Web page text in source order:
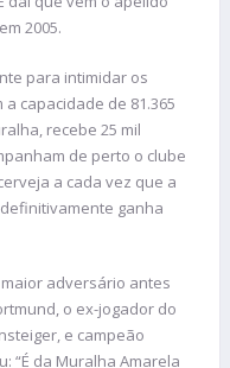
2005.
para intimidar os
capacidade de 81.365
recebe 25 mil
de perto o clube
a cada vez que a
ganha
adversário antes
o ex-jogador do
e campeão
“É da Muralha Amarela